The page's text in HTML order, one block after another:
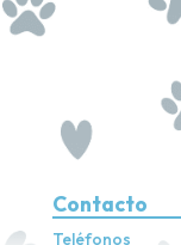
Contacto
Teléfonos